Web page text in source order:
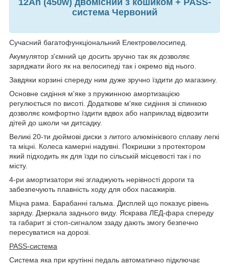
система Червоний
Сучасний багатофункціональний Електровелосипед.
Акумулятор з'ємний це досить зручно так як дозволяє
заряджати його як на велосипеді так і окремо від нього.
Завдяки корзині спереду ним дуже зручно їздити до магазину.
Основне сидіння м'яке з пружинною амортизацією
регулюється по висоті. Додаткове м'яке сидіння зі спинкою
дозволяє комфортно їздити вдвох або наприклад відвозити
дітей до школи чи дитсадку.
Великі 20-ти дюймові диски з литого алюмінієвого сплаву легкі
та міцні. Колеса камерні надувні. Покришки з протектором
який підходить як для їзди по сільській місцевості так і по
місту.
4-ри амортизатори які згладжують нерівності дороги та
забезпечують плавність ходу для обох пасажирів.
Міцна рама. Барабанні гальма. Дисплей що показує рівень
заряду. Дзеркала заднього виду. Яскрава ЛЕД-фара спереду
та габарит зі стоп-сигналом ззаду дають змогу безпечно
пересуватися на дорозі.
PASS-система
Система яка при крутінні педаль автоматично підключає